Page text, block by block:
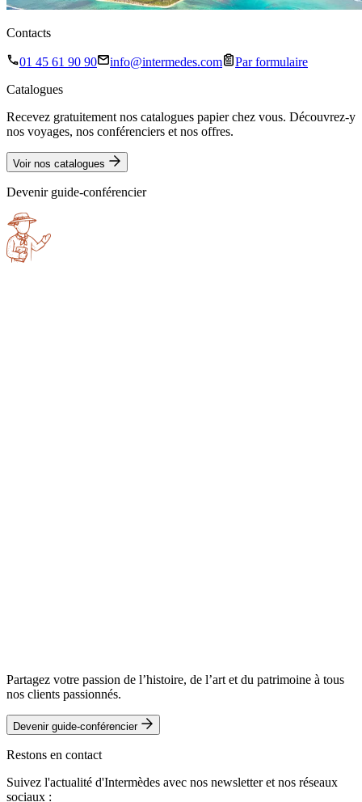
Contacts
01 45 61 90 90 info@intermedes.com
Par formulaire
Catalogues
Recevez gratuitement nos catalogues papier chez vous. Découvrez-y
nos voyages, nos conférenciers et nos offres.
Voir nos catalogues
Devenir guide-conférencier
Partagez votre passion de l’histoire, de l’art et du patrimoine à tous
nos clients passionnés.
Devenir guide-conférencier
Restons en contact
Suivez l'actualité d'Intermèdes avec nos newsletter et nos réseaux
sociaux :